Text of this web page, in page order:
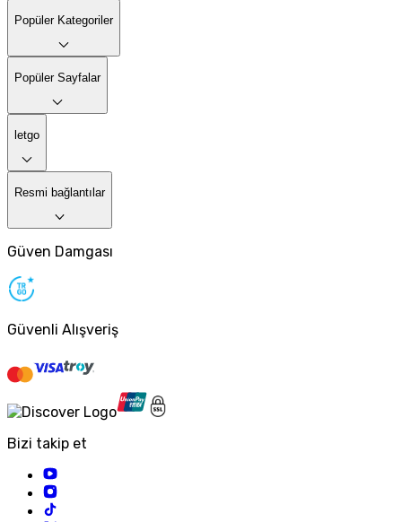
Popüler Kategoriler
Popüler Sayfalar
letgo
Resmi bağlantılar
Güven Damgası
Güvenli Alışveriş
Bizi takip et